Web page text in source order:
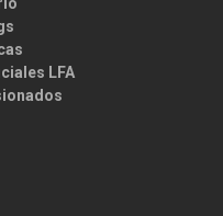
LFA